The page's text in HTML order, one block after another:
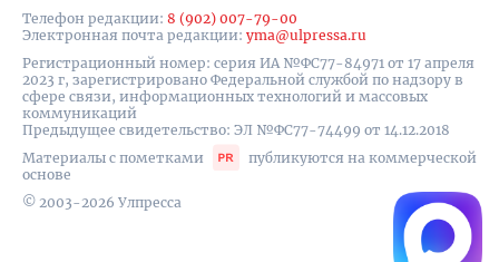
Телефон редакции: 8 (902) 007-79-00
Электронная почта редакции: yma@ulpressa.ru
Регистрационный номер: серия ИА №ФС77-84971 от 17 апреля
2023 г, зарегистрировано Федеральной службой по надзору в
сфере связи, информационных технологий и массовых
коммуникаций
Предыдущее свидетельство: ЭЛ №ФС77-74499 от 14.12.2018
Материалы с пометками
публикуются на коммерческой
основе
© 2003-2026 Улпресса